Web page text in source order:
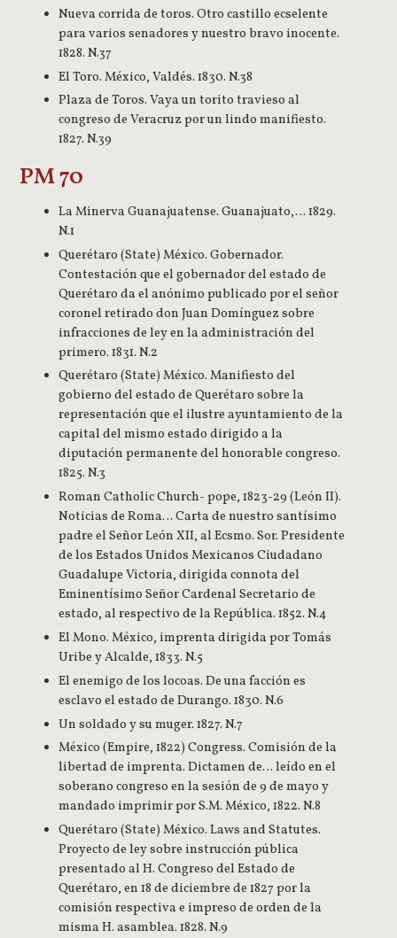
Nueva corrida de toros. Otro castillo ecselente
para varios senadores y nuestro bravo inocente.
1828. N.37
El Toro. México, Valdés. 1830. N.38
Plaza de Toros. Vaya un torito travieso al
congreso de Veracruz por un lindo manifiesto.
1827. N.39
PM 70
La Minerva Guanajuatense. Guanajuato,… 1829.
N.1
Querétaro (State) México. Gobernador.
Contestación que el gobernador del estado de
Querétaro da el anónimo publicado por el señor
coronel retirado don Juan Domínguez sobre
infracciones de ley en la administración del
primero. 1831. N.2
Querétaro (State) México. Manifiesto del
gobierno del estado de Querétaro sobre la
representación que el ilustre ayuntamiento de la
capital del mismo estado dirigido a la
diputación permanente del honorable congreso.
1825. N.3
Roman Catholic Church- pope, 1823-29 (León II).
Noticias de Roma… Carta de nuestro santísimo
padre el Señor León XII, al Ecsmo. Sor. Presidente
de los Estados Unidos Mexicanos Ciudadano
Guadalupe Victoria, dirigida connota del
Eminentísimo Señor Cardenal Secretario de
estado, al respectivo de la República. 1852. N.4
El Mono. México, imprenta dirigida por Tomás
Uribe y Alcalde, 1833. N.5
El enemigo de los locoas. De una facción es
esclavo el estado de Durango. 1830. N.6
Un soldado y su muger. 1827. N.7
México (Empire, 1822) Congress. Comisión de la
libertad de imprenta. Dictamen de… leído en el
soberano congreso en la sesión de 9 de mayo y
mandado imprimir por S.M. México, 1822. N.8
Querétaro (State) México. Laws and Statutes.
Proyecto de ley sobre instrucción pública
presentado al H. Congreso del Estado de
Querétaro, en 18 de diciembre de 1827 por la
comisión respectiva e impreso de orden de la
misma H. asamblea. 1828. N.9